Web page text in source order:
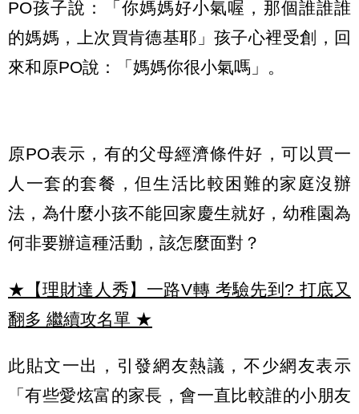
PO孩子說：「你媽媽好小氣喔，那個誰誰誰
的媽媽，上次買肯德基耶」孩子心裡受創，回
來和原PO說：「媽媽你很小氣嗎」。
原PO表示，有的父母經濟條件好，可以買一
人一套的套餐，但生活比較困難的家庭沒辦
法，為什麼小孩不能回家慶生就好，幼稚園為
何非要辦這種活動，該怎麼面對？
★【理財達人秀】一路V轉 考驗先到? 打底又
翻多 繼續攻名單 ★
此貼文一出，引發網友熱議，不少網友表示
「有些愛炫富的家長，會一直比較誰的小朋友